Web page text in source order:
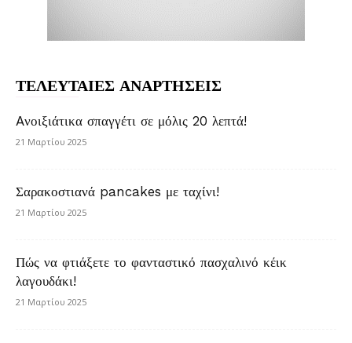
ΤΕΛΕΥΤΑΙΕΣ ΑΝΑΡΤΗΣΕΙΣ
Aνοιξιάτικα σπαγγέτι σε μόλις 20 λεπτά!
21 Μαρτίου 2025
Σαρακοστιανά pancakes με ταχίνι!
21 Μαρτίου 2025
Πώς να φτιάξετε το φανταστικό πασχαλινό κέικ
λαγουδάκι!
21 Μαρτίου 2025